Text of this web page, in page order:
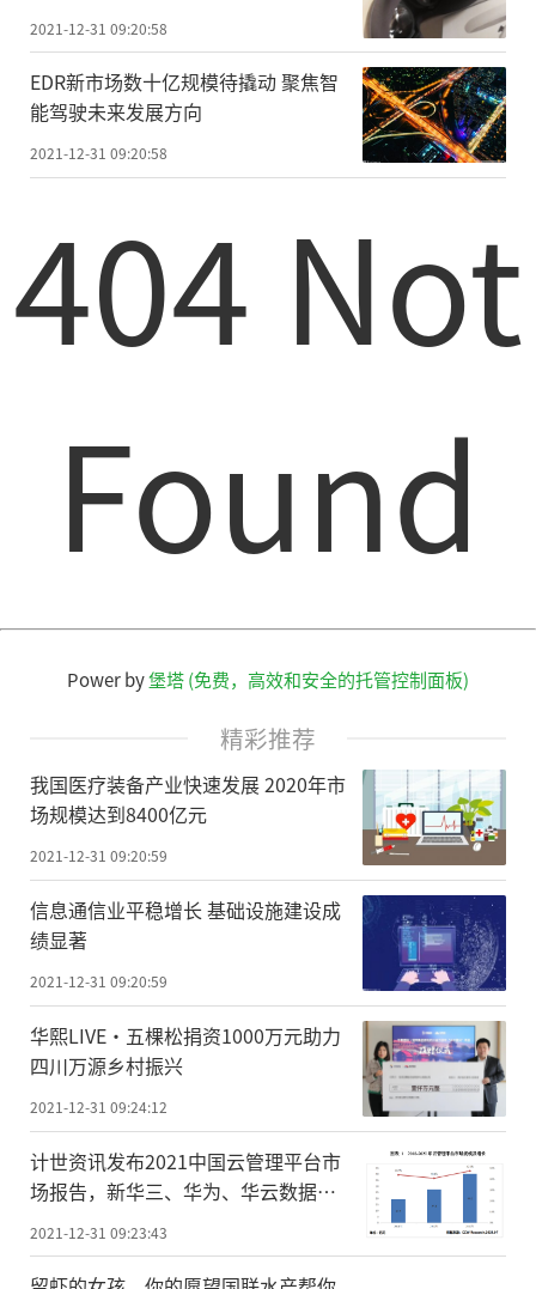
2021-12-31 09:20:58
EDR新市场数十亿规模待撬动 聚焦智
能驾驶未来发展方向
2021-12-31 09:20:58
404 Not
Found
Power by堡塔 (免费，高效和安全的托管控制面板)
精彩推荐
我国医疗装备产业快速发展 2020年市
场规模达到8400亿元
2021-12-31 09:20:59
信息通信业平稳增长 基础设施建设成
绩显著
2021-12-31 09:20:59
华熙LIVE·五棵松捐资1000万元助力
四川万源乡村振兴
2021-12-31 09:24:12
计世资讯发布2021中国云管理平台市
场报告，新华三、华为、华云数据稳
2021-12-31 09:23:43